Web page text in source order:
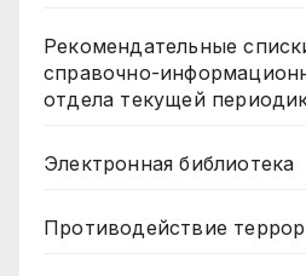
Рекомендательные
справочно-
отдела текущей
Электронная библиотека
Противодействие